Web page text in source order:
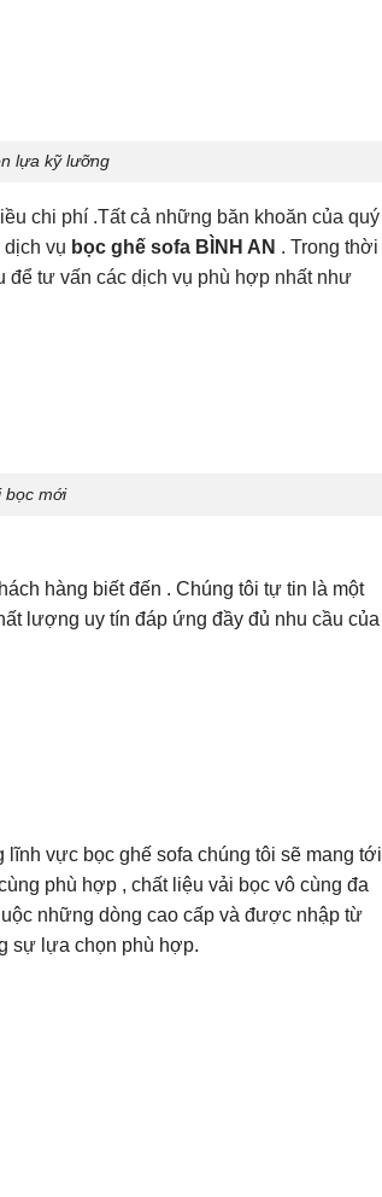
lựa kỹ lưỡng
chi phí .Tất cả những băn khoăn của quý
vụ bọc ghế sofa BÌNH AN . Trong thời
để tư vấn các dịch vụ phù hợp nhất như
bọc mới
hàng biết đến . Chúng tôi tự tin là một
lượng uy tín đáp ứng đầy đủ nhu cầu của
vực bọc ghế sofa chúng tôi sẽ mang tới
phù hợp , chất liệu vải bọc vô cùng đa
những dòng cao cấp và được nhập từ
sự lựa chọn phù hợp.